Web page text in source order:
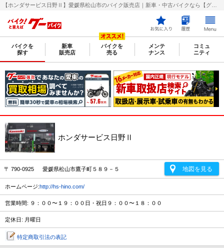
バイクを
探す
新車
販売店
バイクを
売る
メンテ
ナンス
コミュ
ニティ
ホンダサービス日野Ⅱ
〒 790-0925 愛媛県松山市鷹子町５８９－５ 地図を見る
ホームページ:http://hs-hino.com/
営業時間: ９：００〜１９：００日・祝日９：００〜１８：００
定休日: 月曜日
特定商取引法の表記